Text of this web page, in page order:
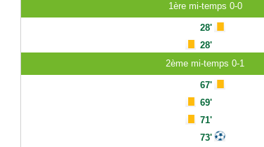
1ère mi-temps 0-0
28'
28'
2ème mi-temps 0-1
67'
69'
71'
73'